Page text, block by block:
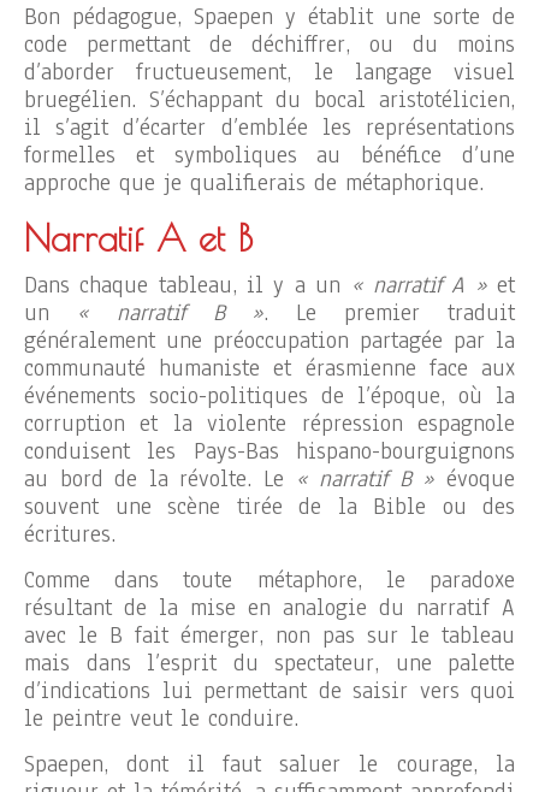
Bon pédagogue, Spaepen y établit une sorte de
code permettant de déchiffrer, ou du moins
d’aborder fructueusement, le langage visuel
bruegélien. S’échappant du bocal aristotélicien,
il s’agit d’écarter d’emblée les représentations
formelles et symboliques au bénéfice d’une
approche que je qualifierais de métaphorique.
Narratif A et B
Dans chaque tableau, il y a un « narratif A »et
un « narratif B ». Le premier traduit
généralement une préoccupation partagée par la
communauté humaniste et érasmienne face aux
événements socio-politiques de l’époque, où la
corruption et la violente répression espagnole
conduisent les Pays-Bas hispano-bourguignons
au bord de la révolte. Le « narratif B »évoque
souvent une scène tirée de la Bible ou des
écritures.
Comme dans toute métaphore, le paradoxe
résultant de la mise en analogie du narratif A
avec le B fait émerger, non pas sur le tableau
mais dans l’esprit du spectateur, une palette
d’indications lui permettant de saisir vers quoi
le peintre veut le conduire.
Spaepen, dont il faut saluer le courage, la